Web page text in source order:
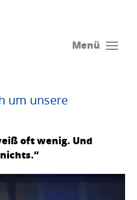
Menü
um unsere
oft wenig. Und